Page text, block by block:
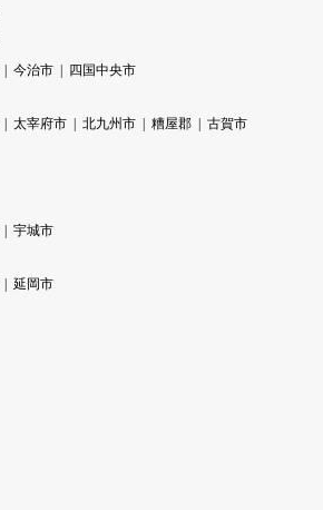
今治市
四国中央市
太宰府市 北九州市 糟屋郡
古賀市
宇城市
延岡市